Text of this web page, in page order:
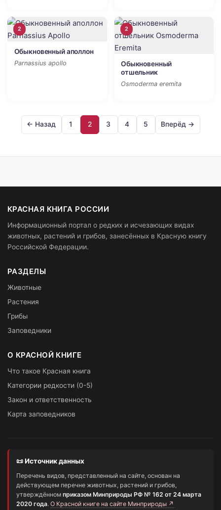
2
Обыкновенный аполлон
Parnassius apollo
2
Обыкновенный
отшельник
Osmoderma eremita
← Назад 1 2 3 4 5 Вперёд →
КРАСНАЯ КНИГА РОССИИ
Информационный портал о редких и исчезающих видах
животных, растений и грибов, занесённых в Красную книгу
Российской Федерации.
РАЗДЕЛЫ
Животные
Растения
Грибы
Заповедники
О КРАСНОЙ КНИГЕ
Что такое Красная книга
Категории редкости (0-5)
Закон и ответственность
Карта заповедников
📜 Источник данных
Перечень видов, представленный на сайте, основан на
действующем перечне животных, растений и грибов,
утверждённом приказом Минприроды РФ № 162 от 24 марта
2020 года. О Красной книге на сайте Минприроды ↗